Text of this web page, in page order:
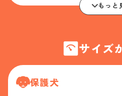
もっと
サイズ
保護犬